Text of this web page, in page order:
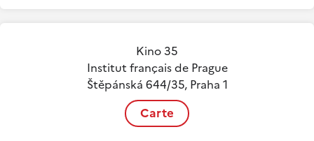
Kino 35
Institut français de Prague
Štěpánská 644/35, Praha 1
Carte